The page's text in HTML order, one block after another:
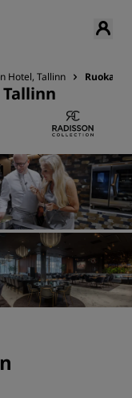
Hotel, Tallinn Ruokailu